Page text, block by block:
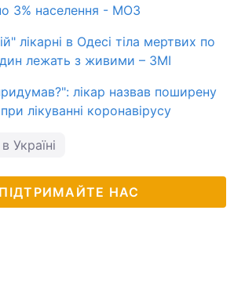
3% населення - МОЗ
лікарні в Одесі тіла мертвих по
лежать з живими – ЗМІ
лікар назвав поширену
лікуванні коронавірусу
Україні
ПІДТРИМАЙТЕ НАС